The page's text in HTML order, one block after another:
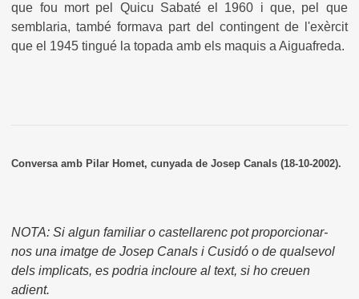
que fou mort pel Quicu Sabaté el 1960 i que, pel que
semblaria, també formava part del contingent de l'exèrcit
que el 1945 tingué la topada amb els maquis a Aiguafreda.
Conversa amb Pilar Homet, cunyada de Josep Canals (18-10-2002).
NOTA: Si algun familiar o castellarenc pot proporcionar-
nos una imatge de Josep Canals i Cusidó o de qualsevol
dels implicats, es podria incloure al text, si ho creuen
adient.